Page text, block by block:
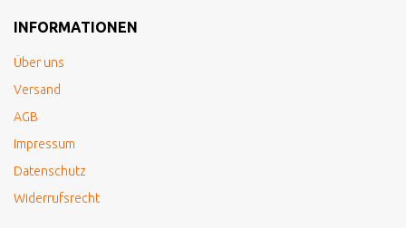
INFORMATIONEN
Über uns
Versand
AGB
Impressum
Datenschutz
Widerrufsrecht